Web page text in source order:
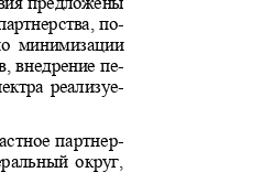
по-
минимизации
внедрение пе-
реализуе-
партнер-
округ,